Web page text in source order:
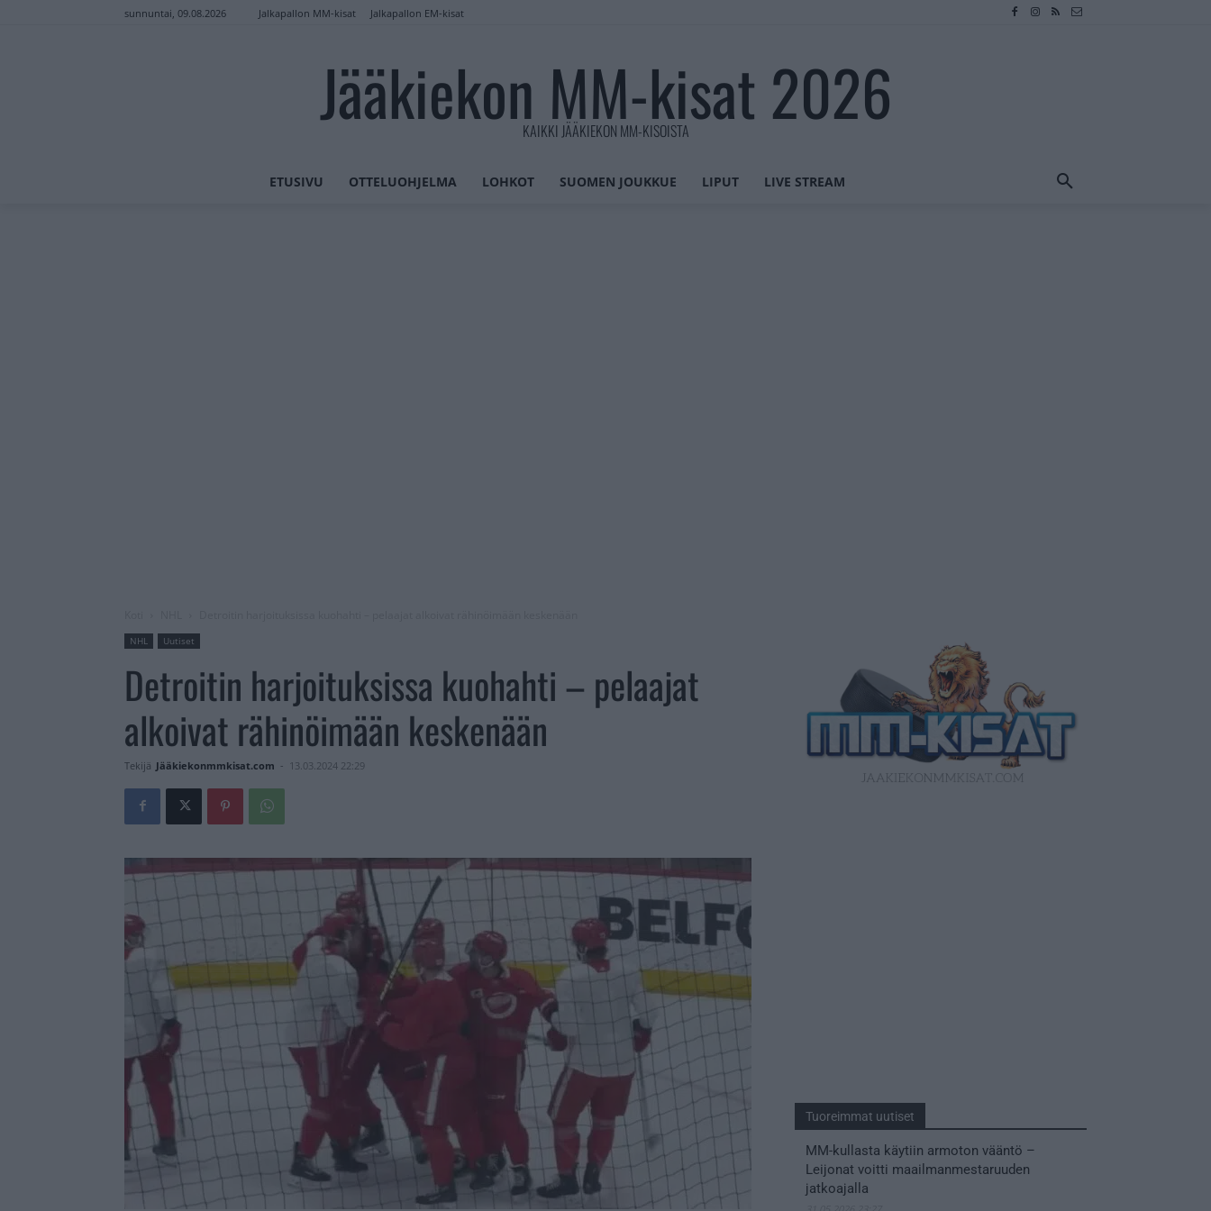
sunnuntai, 09.08.2026 Jalkapallon MM-kisat Jalkapallon EM-kisat
Jääkiekon MM-kisat 2026
KAIKKI JÄÄKIEKON MM-KISOISTA
ETUSIVU OTTELUOHJELMA LOHKOT SUOMEN JOUKKUE LIPUT LIVE STREAM
NHL Uutiset
Detroitin harjoituksissa kuohahti – pelaajat
alkoivat rähinöimään keskenään
Tekijä Jääkiekonmmkisat.com - 13.03.2024 22:29
Tuoreimmat uutiset
MM-kullasta käytiin armoton vääntö –
Leijonat voitti maailmanmestaruuden
jatkoajalla